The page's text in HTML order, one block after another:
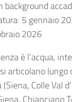
background
5 gennaio
2026
è l’acqua,
articolano
Colle Val
Chianciano